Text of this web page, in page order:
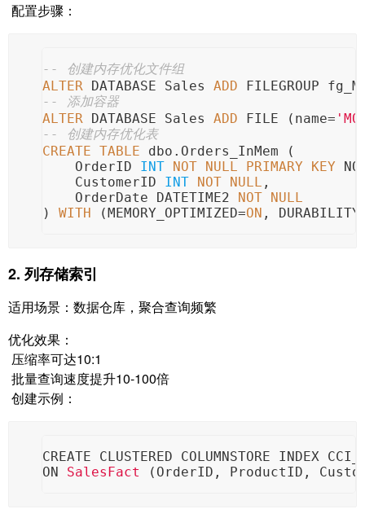
配置步骤：
-- 创建内存优化文件组
ALTER DATABASE Sales ADD FILEGROUP
-- 添加容器
ALTER DATABASE Sales ADD FILE (name=
-- 创建内存优化表
CREATE TABLE dbo.Orders_InMem (
OrderID INT NOT NULL PRIMARY KEY
CustomerID INT NOT NULL ,
OrderDate DATETIME2
NOT NULL
) WITH (MEMORY_OPTIMIZED=ON , DURABILITY
2. 列存储索引
适用场景：数据仓库，聚合查询频繁
优化效果：
压缩率可达10:1
批量查询速度提升10-100倍
创建示例：
CREATE CLUSTERED COLUMNSTORE INDEX
ON SalesFact ( OrderID, ProductID,